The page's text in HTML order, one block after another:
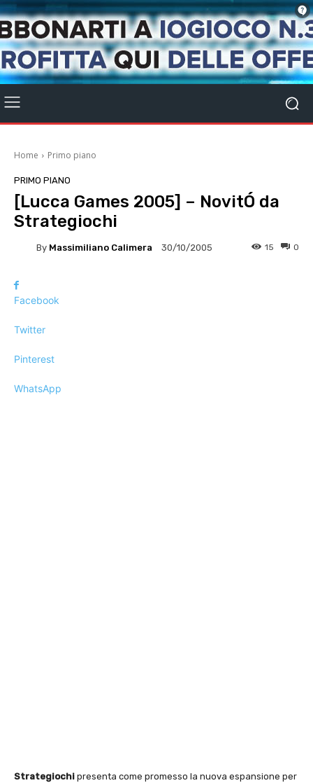
Home Primo piano
PRIMO PIANO
[Lucca Games 2005] – NovitÓ da
Strategiochi
By Massimiliano Calimera 30/10/2005 0
15
Facebook
Twitter
Pinterest
WhatsApp
Strategiochi presenta come promesso la nuova espansione per